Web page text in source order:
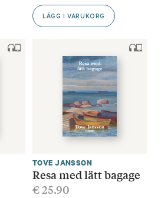
LÄGG I VARUKORG
TOVE JANSSON
Resa med lätt bagage
€25.90